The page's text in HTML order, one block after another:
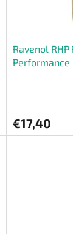
Ravenol
Performance
€17,40